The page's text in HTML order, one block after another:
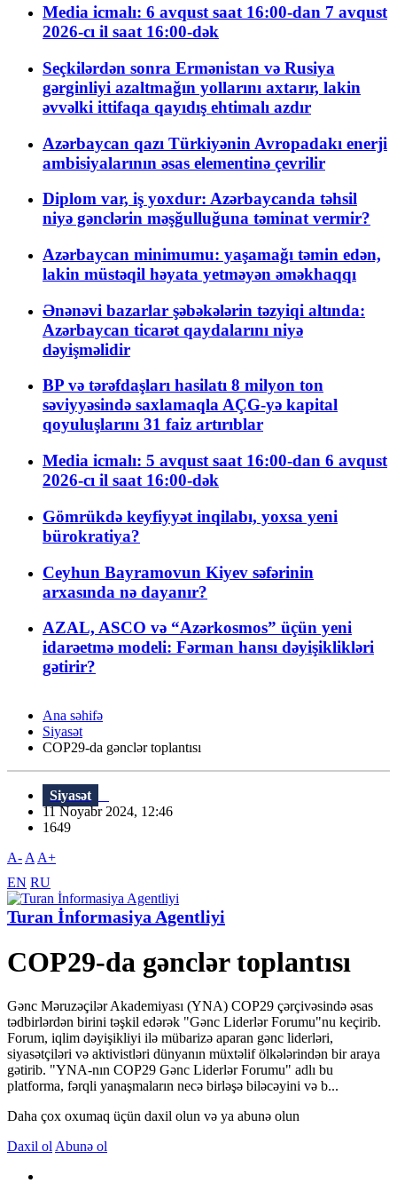
Media icmalı: 6 avqust saat 16:00-dan 7 avqust
2026-cı il saat 16:00-dək
Seçkilərdən sonra Ermənistan və Rusiya
gərginliyi azaltmağın yollarını axtarır, lakin
əvvəlki ittifaqa qayıdış ehtimalı azdır
Azərbaycan qazı Türkiyənin Avropadakı enerji
ambisiyalarının əsas elementinə çevrilir
Diplom var, iş yoxdur: Azərbaycanda təhsil
niyə gənclərin məşğulluğuna təminat vermir?
Azərbaycan minimumu: yaşamağı təmin edən,
lakin müstəqil həyata yetməyən əməkhaqqı
Ənənəvi bazarlar şəbəkələrin təzyiqi altında:
Azərbaycan ticarət qaydalarını niyə
dəyişməlidir
BP və tərəfdaşları hasilatı 8 milyon ton
səviyyəsində saxlamaqla AÇG-yə kapital
qoyuluşlarını 31 faiz artırıblar
Media icmalı: 5 avqust saat 16:00-dan 6 avqust
2026-cı il saat 16:00-dək
Gömrükdə keyfiyyət inqilabı, yoxsa yeni
bürokratiya?
Ceyhun Bayramovun Kiyev səfərinin
arxasında nə dayanır?
AZAL, ASCO və “Azərkosmos” üçün yeni
idarəetmə modeli: Fərman hansı dəyişiklikləri
gətirir?
Ana səhifə
Siyasət
COP29-da gənclər toplantısı
Siyasət
11 Noyabr 2024, 12:46
1649
A- A A+
EN RU
Turan İnformasiya Agentliyi
COP29-da gənclər toplantısı
Gənc Məruzəçilər Akademiyası (YNA) COP29 çərçivəsində əsas
tədbirlərdən birini təşkil edərək "Gənc Liderlər Forumu"nu keçirib.
Forum, iqlim dəyişikliyi ilə mübarizə aparan gənc liderləri,
siyasətçiləri və aktivistləri dünyanın müxtəlif ölkələrindən bir araya
gətirib. "YNA-nın COP29 Gənc Liderlər Forumu" adlı bu
platforma, fərqli yanaşmaların necə birləşə biləcəyini və b...
Daha çox oxumaq üçün daxil olun və ya abunə olun
Daxil ol Abunə ol